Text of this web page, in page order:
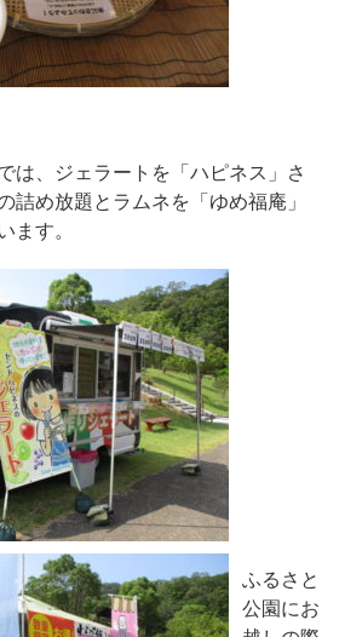
は、ジェラートを「ハピネス」さ
詰め放題とラムネを「ゆめ福庵」
ます。
ふるさと
公園にお